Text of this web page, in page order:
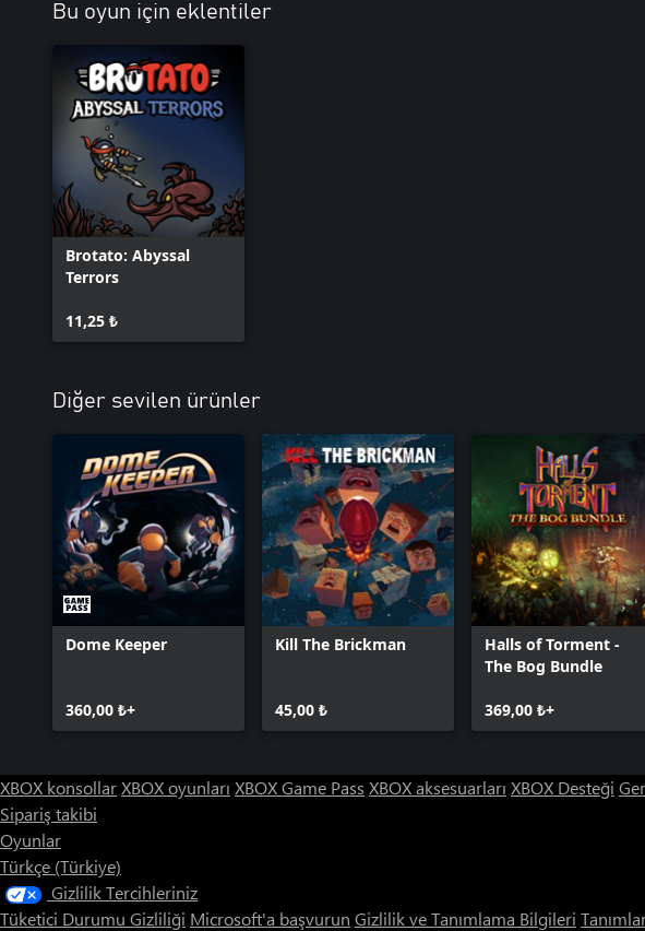
Bu oyun için eklentiler
Brotato: Abyssal
Terrors
11,25 ₺
Diğer sevilen ürünler
Dome Keeper
360,00 ₺+
Kill The Brickman
45,00 ₺
Halls of Torment -
The Bog Bundle
369,00 ₺+
XBOX konsollarXBOX oyunları XBOX Game Pass XBOX aksesuarları XBOX Desteği
Sipariş takibi
Oyunlar
Türkçe (Türkiye)
Gizlilik Tercihleriniz
Tüketici Durumu Gizliliği Microsoft'a başvurun Gizlilik ve Tanımlama Bilgileri